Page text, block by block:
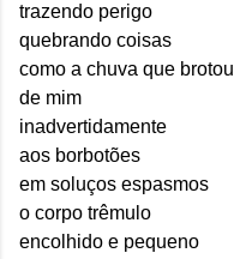
trazendo perigo
quebrando coisas
como a chuva que brotou
de mim
inadvertidamente
aos borbotões
em soluços espasmos
o corpo trêmulo
encolhido e pequeno